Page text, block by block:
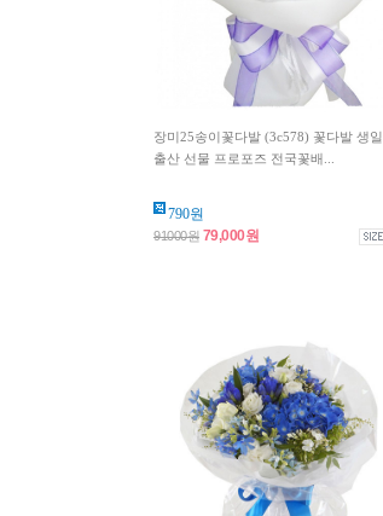
장미25송이꽃다발 (3c578) 꽃다발 생일
출산 선물 프로포즈 전국꽃배...
790원
91000원 79,000원